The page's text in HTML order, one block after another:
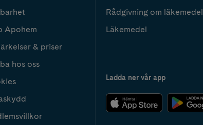
Apohem
& priser
hos oss
Rådgivning om läkemedel
Läkemedel
Ladda ner vår app